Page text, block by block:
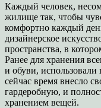
Каждый человек,
жилище так, чтобы
комфортно каждый
дизайнерское
пространства, в
Ранее для хранения
и обуви,
сейчас время внесло
гардеробную, и
хранением вещей.